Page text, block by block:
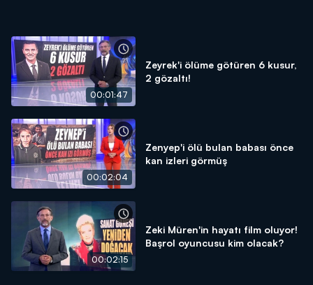
00:01:47
Zeyrek'i ölüme götüren 6 kusur,
2 gözaltı!
00:02:04
Zenyep'i ölü bulan babası önce
kan izleri görmüş
00:02:15
Zeki Müren'in hayatı film oluyor!
Başrol oyuncusu kim olacak?